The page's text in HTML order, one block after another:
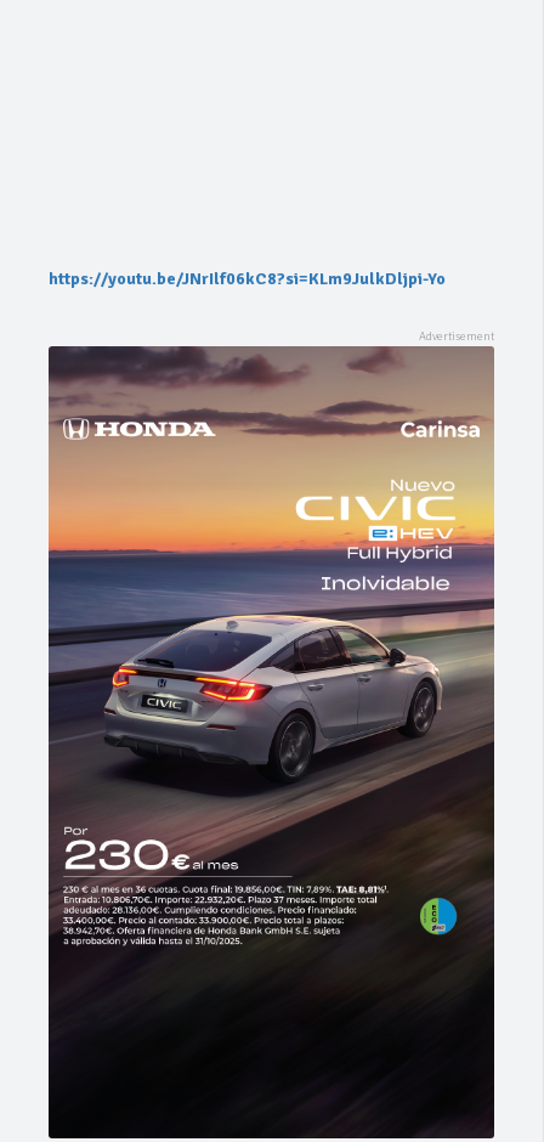
https://youtu.be/JNrIlf06kC8?si=KLm9JulkDljpi-Yo